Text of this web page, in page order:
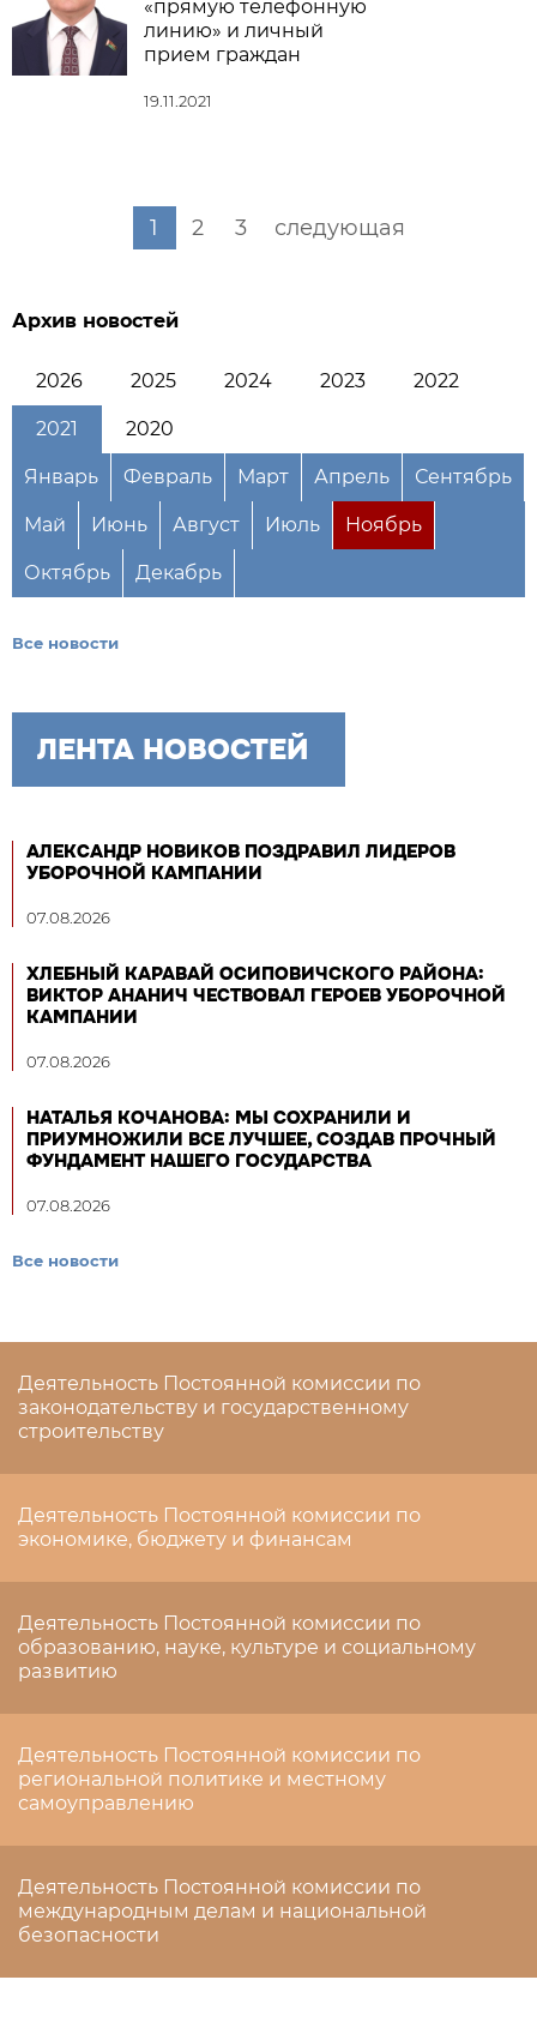
«прямую телефонную
линию» и личный
прием граждан
19.11.2021
1 2 3 следующая
Архив новостей
2026 2025 2024 2023 2022
2021 2020
Январь Февраль Март Апрель Сентябрь
Май Июнь Август Июль Ноябрь
Октябрь Декабрь
Все новости
ЛЕНТА НОВОСТЕЙ
АЛЕКСАНДР НОВИКОВ ПОЗДРАВИЛ ЛИДЕРОВ
УБОРОЧНОЙ КАМПАНИИ
07.08.2026
ХЛЕБНЫЙ КАРАВАЙ ОСИПОВИЧСКОГО РАЙОНА:
ВИКТОР АНАНИЧ ЧЕСТВОВАЛ ГЕРОЕВ УБОРОЧНОЙ
КАМПАНИИ
07.08.2026
НАТАЛЬЯ КОЧАНОВА: МЫ СОХРАНИЛИ И
ПРИУМНОЖИЛИ ВСЕ ЛУЧШЕЕ, СОЗДАВ ПРОЧНЫЙ
ФУНДАМЕНТ НАШЕГО ГОСУДАРСТВА
07.08.2026
Все новости
Деятельность Постоянной комиссии по
законодательству и государственному
строительству
Деятельность Постоянной комиссии по
экономике, бюджету и финансам
Деятельность Постоянной комиссии по
образованию, науке, культуре и социальному
развитию
Деятельность Постоянной комиссии по
региональной политике и местному
самоуправлению
Деятельность Постоянной комиссии по
международным делам и национальной
безопасности